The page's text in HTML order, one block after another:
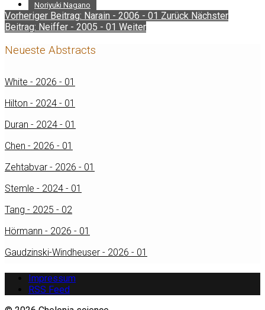
Noriyuki Nagano
Vorheriger Beitrag: Narain - 2006 - 01 Zurück Nächster
Beitrag: Neiffer - 2005 - 01 Weiter
Neueste Abstracts
White - 2026 - 01
Hilton - 2024 - 01
Duran - 2024 - 01
Chen - 2026 - 01
Zehtabvar - 2026 - 01
Stemle - 2024 - 01
Tang - 2025 - 02
Hörmann - 2026 - 01
Gaudzinski-Windheuser - 2026 - 01
Impressum
RSS Feed